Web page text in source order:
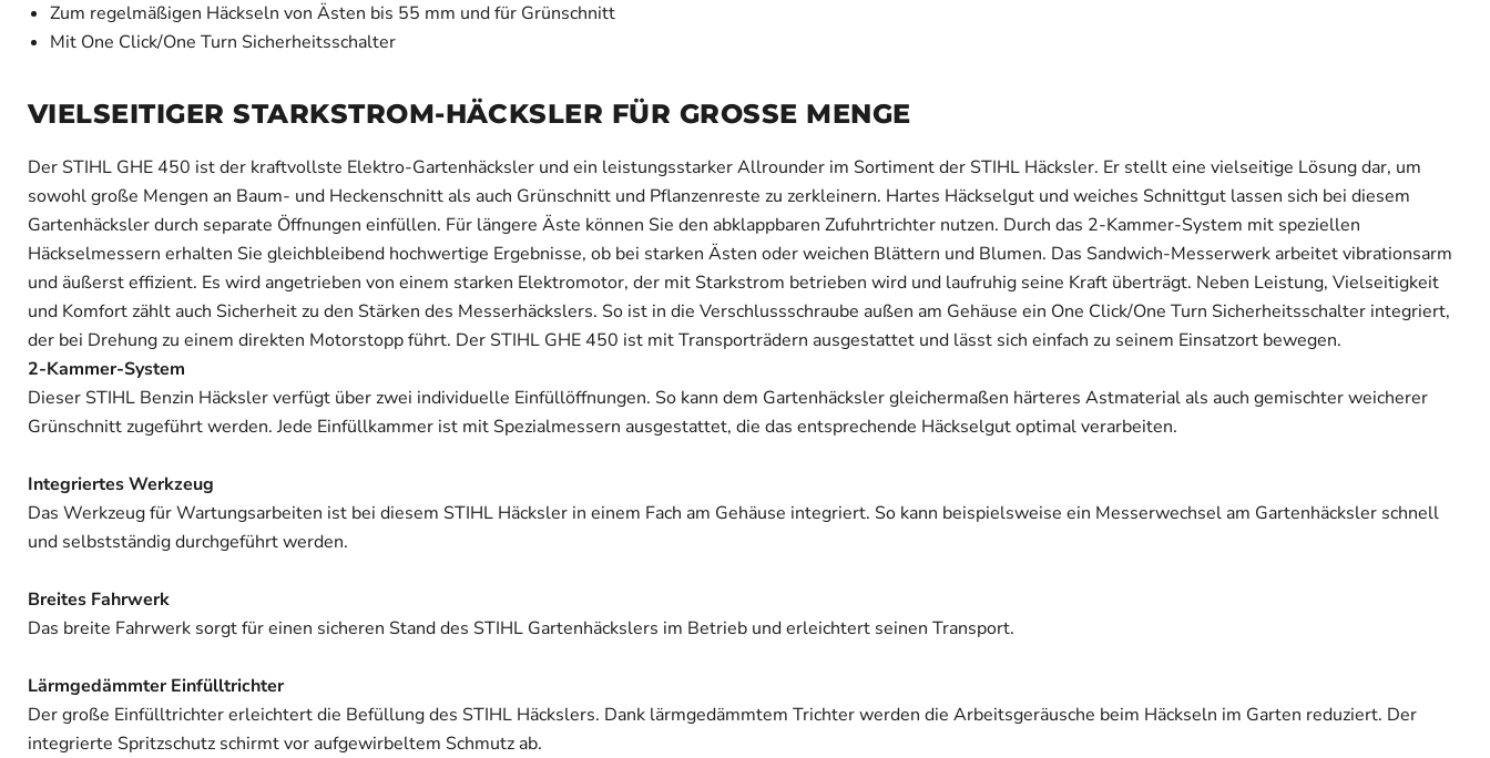
Zum regelmäßigen Häckseln von Ästen bis 55 mm und für Grünschnitt
Mit One Click/One Turn Sicherheitsschalter
VIELSEITIGER STARKSTROM-HÄCKSLER FÜR GROSSE MENGE
Der STIHL GHE 450 ist der kraftvollste Elektro-Gartenhäcksler und ein leistungsstarker Allrounder im Sortiment der STIHL Häcksler. Er stellt eine vielseitige Lösung dar, um
sowohl große Mengen an Baum- und Heckenschnitt als auch Grünschnitt und Pflanzenreste zu zerkleinern. Hartes Häckselgut und weiches Schnittgut lassen sich bei diesem
Gartenhäcksler durch separate Öffnungen einfüllen. Für längere Äste können Sie den abklappbaren Zufuhrtrichter nutzen. Durch das 2-Kammer-System mit speziellen
Häckselmessern erhalten Sie gleichbleibend hochwertige Ergebnisse, ob bei starken Ästen oder weichen Blättern und Blumen. Das Sandwich-Messerwerk arbeitet vibrationsarm
und äußerst effizient. Es wird angetrieben von einem starken Elektromotor, der mit Starkstrom betrieben wird und laufruhig seine Kraft überträgt. Neben Leistung, Vielseitigkeit
und Komfort zählt auch Sicherheit zu den Stärken des Messerhäckslers. So ist in die Verschlussschraube außen am Gehäuse ein One Click/One Turn Sicherheitsschalter integriert,
der bei Drehung zu einem direkten Motorstopp führt. Der STIHL GHE 450 ist mit Transporträdern ausgestattet und lässt sich einfach zu seinem Einsatzort bewegen.
2-Kammer-System
Dieser STIHL Benzin Häcksler verfügt über zwei individuelle Einfüllöffnungen. So kann dem Gartenhäcksler gleichermaßen härteres Astmaterial als auch gemischter weicherer
Grünschnitt zugeführt werden. Jede Einfüllkammer ist mit Spezialmessern ausgestattet, die das entsprechende Häckselgut optimal verarbeiten.
Integriertes Werkzeug
Das Werkzeug für Wartungsarbeiten ist bei diesem STIHL Häcksler in einem Fach am Gehäuse integriert. So kann beispielsweise ein Messerwechsel am Gartenhäcksler schnell
und selbstständig durchgeführt werden.
Breites Fahrwerk
Das breite Fahrwerk sorgt für einen sicheren Stand des STIHL Gartenhäckslers im Betrieb und erleichtert seinen Transport.
Lärmgedämmter Einfülltrichter
Der große Einfülltrichter erleichtert die Befüllung des STIHL Häckslers. Dank lärmgedämmtem Trichter werden die Arbeitsgeräusche beim Häckseln im Garten reduziert. Der
integrierte Spritzschutz schirmt vor aufgewirbeltem Schmutz ab.